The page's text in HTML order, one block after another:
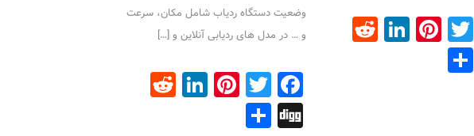
Facebook
Twitter
Pinterest
LinkedIn
Reddit
Digg
وضعیت دستگاه ردیاب شامل مکان، سرعت
و … در مدل های ردیابی آنلاین و […]
Facebook
Twitter
Pinterest
LinkedIn
Reddit
Digg
Share